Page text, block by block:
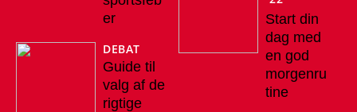
er
DEBAT
Guide til
valg af de
rigtige
Start din
dag med
en god
morgenru
tine